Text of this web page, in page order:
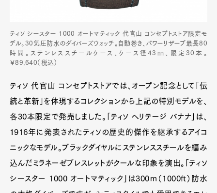
ティソ シースター 1000 オートマティック 代官山 コンセプトストア限定モ
デル。30気圧防水のダイバーズウォッチ。自動巻き、パワーリザーブ最長80
時間。ステンレススチールケース、ケース径43㎜、限定30本。
￥89,640（税込）
ティソ 代官山 コンセプトストアでは、オープン記念として「伝
統と革新」を体現するコレクションから上記の特別モデルを、
各30本限定で発売しました。「ティソ ヘリテージ バナナ」は、
1916年に発表されたティソの歴史的傑作を継承するアイコ
ニックなモデル。ブラックダイヤルにステンレススチールを編み
込んだミラネーゼブレスレットがクールな印象を演出。「ティソ
シースター 1000 オートマティック」は300ｍ（1000ft）防水